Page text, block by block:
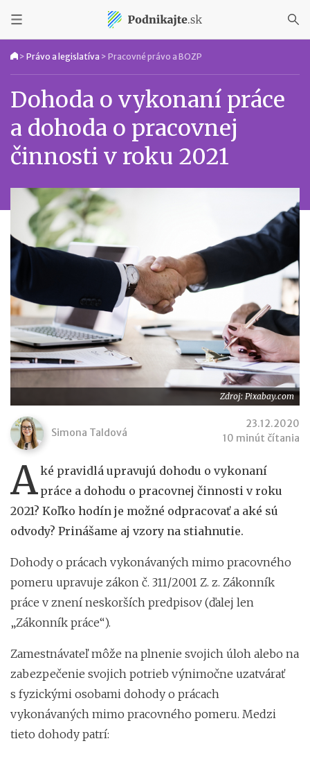
> Právo a legislatíva > Pracovné právo a BOZP
Dohoda o vykonaní práce
a dohoda o pracovnej
činnosti v roku 2021
Zdroj: Pixabay.com
Simona Taldová
23.12.2020
10 minút čítania
Aké pravidlá upravujú dohodu o vykonaní
práce a dohodu o pracovnej činnosti v roku
2021? Koľko hodín je možné odpracovať a aké sú
odvody? Prinášame aj vzory na stiahnutie.
Dohody o prácach vykonávaných mimo pracovného
pomeru upravuje zákon č. 311/2001 Z. z. Zákonník
práce v znení neskorších predpisov (ďalej len
„Zákonník práce“).
Zamestnávateľ môže na plnenie svojich úloh alebo na
zabezpečenie svojich potrieb výnimočne uzatvárať
s fyzickými osobami dohody o prácach
vykonávaných mimo pracovného pomeru. Medzi
tieto dohody patrí: